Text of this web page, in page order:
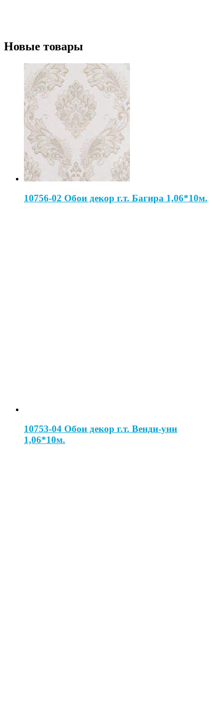
Новые товары
10756-02 Обои декор г.т. Багира 1,06*10м.
10753-04 Обои декор г.т. Венди-уни
1,06*10м.